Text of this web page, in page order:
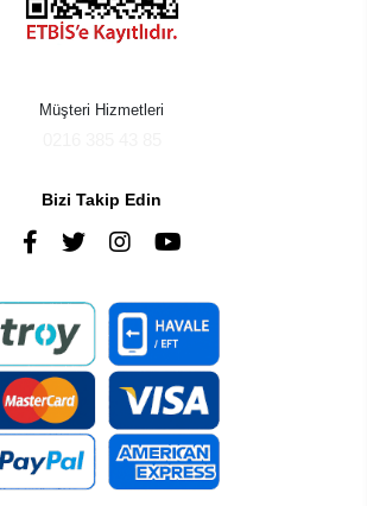
Müşteri Hizmetleri
Bizi Takip Edin